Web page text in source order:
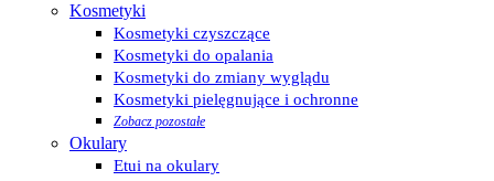
Kosmetyki
Kosmetyki czyszczące
Kosmetyki do opalania
Kosmetyki do zmiany wyglądu
Kosmetyki pielęgnujące i ochronne
Zobacz pozostałe
Okulary
Etui na okulary